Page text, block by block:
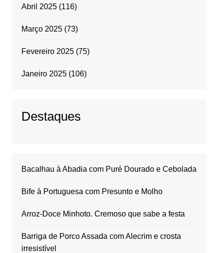
Abril 2025(116)
Março 2025(73)
Fevereiro 2025(75)
Janeiro 2025(106)
Destaques
Bacalhau à Abadia com Puré Dourado e Cebolada
Bife à Portuguesa com Presunto e Molho
Arroz-Doce Minhoto. Cremoso que sabe a festa
Barriga de Porco Assada com Alecrim e crosta
irresistível